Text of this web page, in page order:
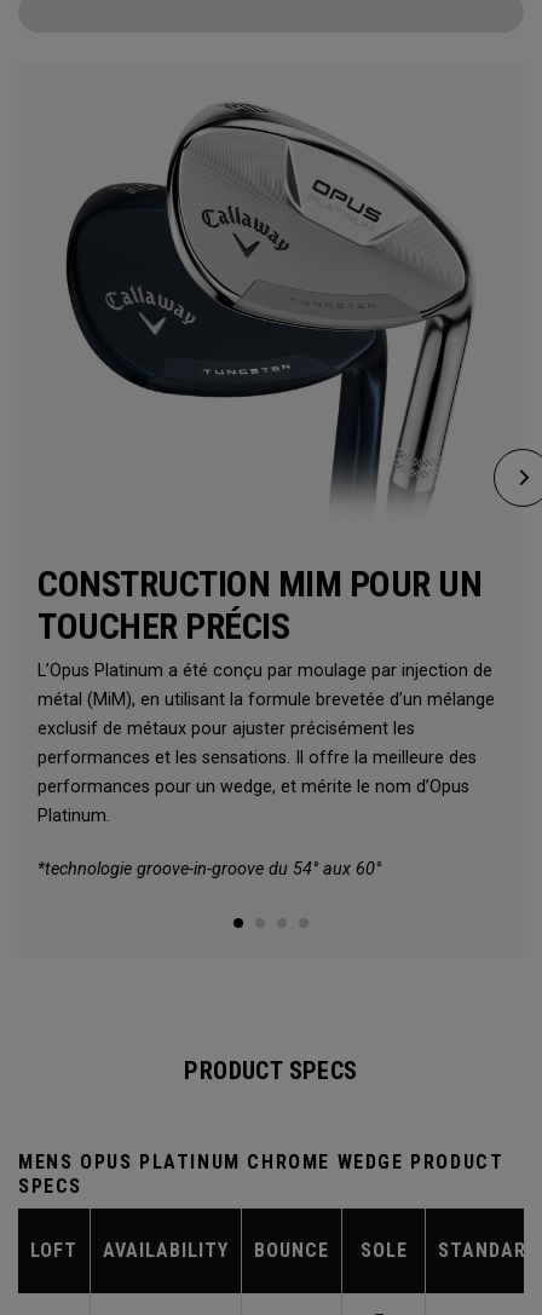
CONSTRUCTION MIM POUR UN
TOUCHER PRÉCIS
L’Opus Platinum a été conçu par moulage par injection de
métal (MiM), en utilisant la formule brevetée d’un mélange
exclusif de métaux pour ajuster précisément les
performances et les sensations. Il offre la meilleure des
performances pour un wedge, et mérite le nom d’Opus
Platinum.
*technologie groove-in-groove du 54° aux 60°
PRODUCT SPECS
MENS OPUS PLATINUM CHROME WEDGE PRODUCT
SPECS
LOFT AVAILABILITY BOUNCE SOLE